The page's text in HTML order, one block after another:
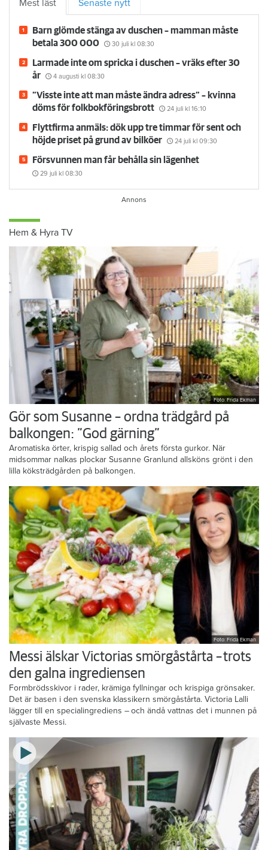
Mest läst Senaste nytt
Barn glömde stänga av duschen – mamman måste
betala 300 000
30 juli kl 08:30
Larmade inte om spricka i duschen – vräks efter 30
år
4 augusti kl 08:30
”Visste inte att man måste ändra adress” – kvinna
döms för folkbokföringsbrott
24 juli kl 16:10
Flyttfirma anmäls: dök upp tre timmar för sent och
höjde priset på grund av bilköer
24 juli kl 09:30
Försvunnen man får behålla sin lägenhet
29 juli kl 08:30
Hem & Hyra TV
Foto: Frida Ekman
Gör som Susanne – ordna trädgård på
balkongen: ”God gärning”
Aromatiska örter, krispig sallad och årets första gurkor. När
midsommar nalkas plockar Susanne Granlund allsköns grönt i den
lilla köksträdgården på balkongen.
Foto: Frida Ekman
Messi älskar Victorias smörgåstårta – trots
den galna ingrediensen
Formbrödsskivor i rader, krämiga fyllningar och krispiga grönsaker.
Det är basen i den svenska klassikern smörgåstårta. Victoria Lalli
lägger till en specialingrediens – och ändå vattnas det i munnen på
självaste Messi.